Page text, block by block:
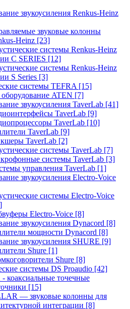
звукоусиления Renkus-Heinz
звуковые колонны
Heinz [23]
системы Renkus-Heinz
C SERIES [12]
системы Renkus-Heinz
S Series [3]
системы TEFRA [15]
оборудование ATEN [7]
звукоусиления TaverLab [41]
TaverLab [9]
TaverLab [10]
TaverLab [9]
TaverLab [2]
системы TaverLab [7]
системы TaverLab [3]
управления TaverLab [1]
звукоусиления Electro-Voice
системы Electro-Voice
Electro-Voice [8]
звукоусиления Dynacord [8]
мощности Dynacord [8]
звукоусиления SHURE [9]
Shure [1]
Shure [8]
системы DS Proaudio [42]
коаксиальные точечные
[15]
— звуковые колонны для
интеграции [8]